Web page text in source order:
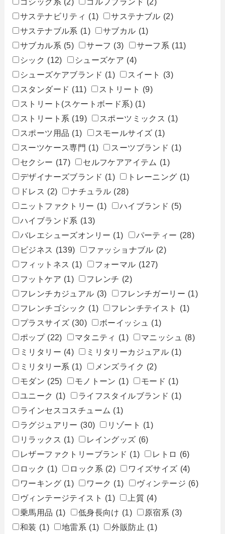
サステナビリティ (1) サステナブル (2)
サステナブル系 (1) サブカル (1)
サブカル系 (5) サーフ (3) サーフ系 (11)
シック (12) シューズケア (4)
シューズケアブランド (1) スイート
(3)
スタンダード (11) ストリート (9)
ストリート(スケートボード系) (1)
ストリート系 (19) スポーツミックス (1)
スポーツ用品 (1) スモールサイズ (1)
スーツケース専門 (1) スーツブランド (1)
セクシー (17) セルフケアアイテム (1)
デザイナーズブランド (1) トレーニング (1)
ドレス (2) ナチュラル (28)
ニットファクトリー (1) ハイブランド (5)
ハイブランド系 (13)
バレエシューズオンリー (1) パーティー (28)
ビジネス (139) ファッショナブル (2)
フィットネス (1) フォーマル (127)
フットケア (1) フレンチ (2)
フレンチカジュアル (3) フレンチガーリー (1)
フレンチゴシック (1) フレンチテイスト
(1)
プラスサイズ (30) ボーイッシュ
(1)
ポップ (22) マタニティ (1) マニッシュ
(8)
ミリタリー (4) ミリタリーカジュアル (1)
ミリタリー系 (1) メンズライク (2)
モダン (25) モノトーン (1) モード (1)
ユニーク (1) ライフスタイルブランド (1)
ラインセスコスチューム (1)
ラグジュアリー (30) リゾート (1)
リラックス (1) レイングッズ (6)
レザーファクトリーブランド (1) レトロ (6)
ロック (1) ロック系 (2) ワイズサイズ (4)
ワーキング (1) ワーク (1) ヴィンテージ (6)
ヴィンテージテイスト (1) 上質 (4)
乗馬用品 (1) 低身長向け (1) 原宿系 (3)
和装 (1) 地雷系 (1) 外販防止 (1)